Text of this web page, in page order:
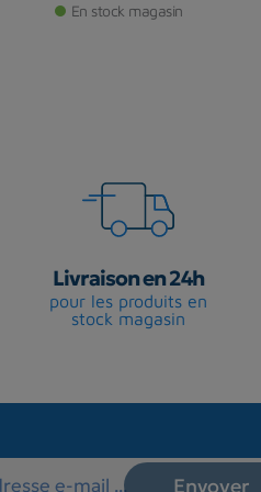
En stock magasin
Livraison en 24h
pour les produits en
stock magasin